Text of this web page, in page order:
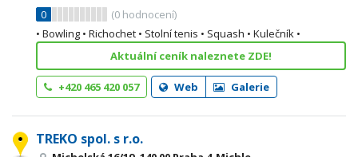
0
(0 hodnocení)
• Bowling • Richochet • Stolní tenis • Squash • Kulečník •
Aktuální ceník naleznete ZDE!
+420 465 420 057 Web Galerie
TREKO spol. s r.o.